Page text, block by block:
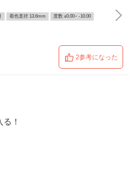
着色直径 13.6mm 度数 ±0.00~ -10.00
2参考になった
！